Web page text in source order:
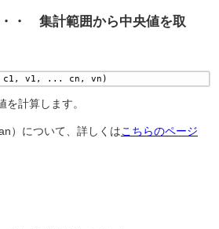
・ 集計範囲から中央値を取
c1, v1, ... cn, vn)
を計算します。
）について、詳しくは こちらのページ